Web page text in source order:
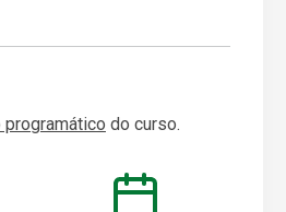
programático do curso.